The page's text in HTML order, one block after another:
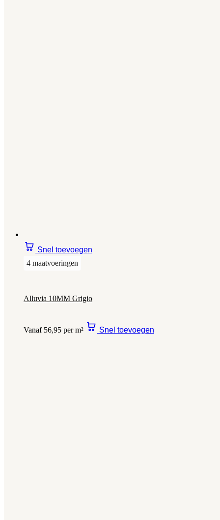
Snel toevoegen
4 maatvoeringen
Alluvia 10MM Grigio
Vanaf 56,95 per m² Snel toevoegen